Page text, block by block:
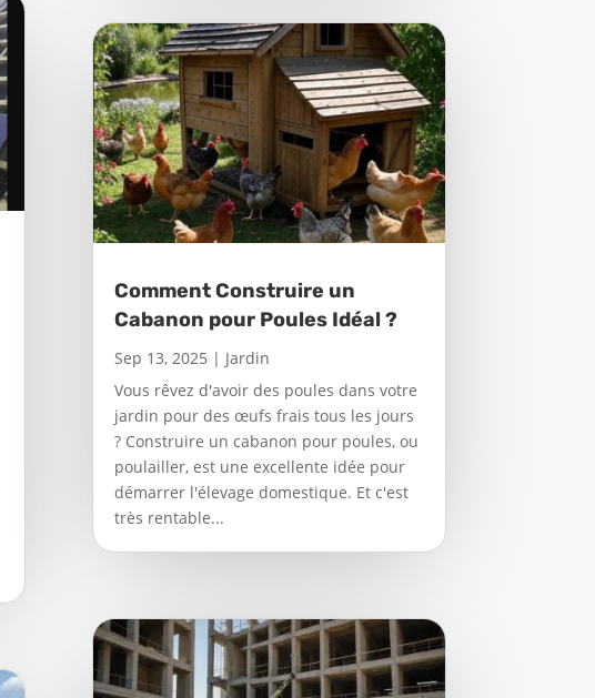
Comment Construire un
Cabanon pour Poules Idéal ?
Sep 13, 2025 | Jardin
Vous rêvez d'avoir des poules dans votre
jardin pour des œufs frais tous les jours
? Construire un cabanon pour poules, ou
poulailler, est une excellente idée pour
démarrer l'élevage domestique. Et c'est
très rentable...